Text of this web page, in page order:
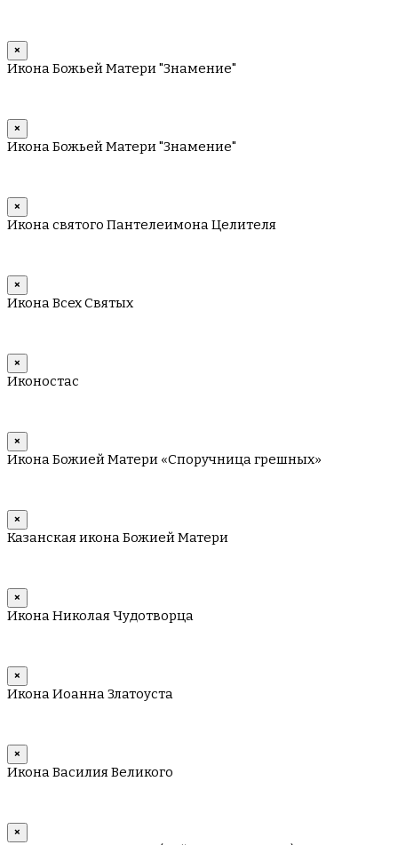
×
Икона Божьей Матери "Знамение"
×
Икона Божьей Матери "Знамение"
×
Икона святого Пантелеимона Целителя
×
Икона Всех Святых
×
Иконостас
×
Икона Божией Матери «Споручница грешных»
×
Казанская икона Божией Матери
×
Икона Николая Чудотворца
×
Икона Иоанна Златоуста
×
Икона Василия Великого
×